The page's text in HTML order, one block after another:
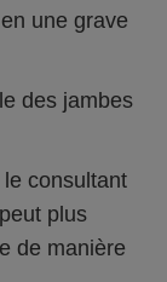
une grave
des jambes
consultant
plus
de manière